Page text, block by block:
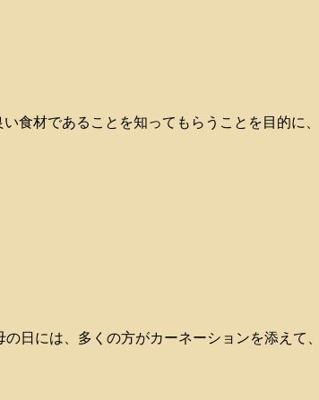
い食材であることを知ってもらうことを目的
の日には、多くの方がカーネーションを添え